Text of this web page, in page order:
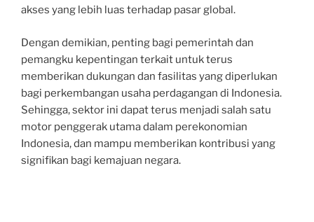
akses yang lebih luas terhadap pasar global.
Dengan demikian, penting bagi pemerintah dan
pemangku kepentingan terkait untuk terus
memberikan dukungan dan fasilitas yang diperlukan
bagi perkembangan usaha perdagangan di Indonesia.
Sehingga, sektor ini dapat terus menjadi salah satu
motor penggerak utama dalam perekonomian
Indonesia, dan mampu memberikan kontribusi yang
signifikan bagi kemajuan negara.